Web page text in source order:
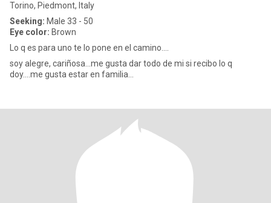
Torino, Piedmont, Italy
Seeking: Male 33 - 50
Eye color: Brown
Lo q es para uno te lo pone en el camino....
soy alegre, cariñosa...me gusta dar todo de mi si recibo lo q
doy....me gusta estar en familia...